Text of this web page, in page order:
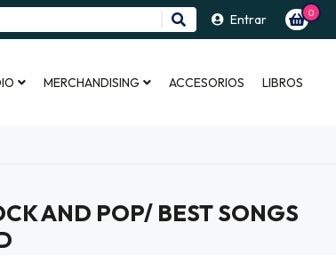
Entrar 0
MERCHANDISING ACCESORIOS LIBROS
AND POP/ BEST SONGS